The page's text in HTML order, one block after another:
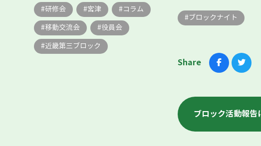
研修会 宮津 コラム
移動交流会 役員会
近畿第三ブロック
ブロックナイト
Share
ブロック活動報告